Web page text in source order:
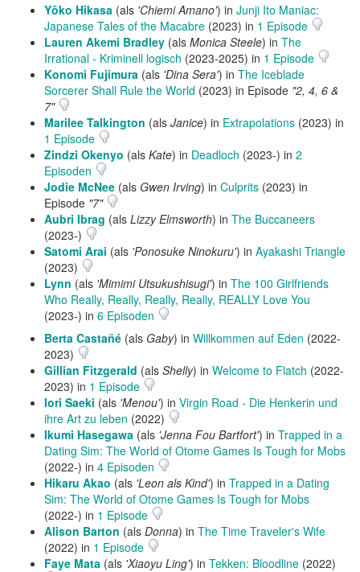
Yôko Hikasa (als 'Chiemi Amano') in Junji Ito Maniac:
Japanese Tales of the Macabre (2023) in 1 Episode
Lauren Akemi Bradley (als Monica Steele) in The
Irrational - Kriminell logisch (2023-2025) in 1 Episode
Konomi Fujimura (als 'Dina Sera') in The Iceblade
Sorcerer Shall Rule the World (2023) in Episode "2, 4, 6 &
7"
Marilee Talkington (als Janice) in Extrapolations (2023) in
1 Episode
Zindzi Okenyo (als Kate) in Deadloch (2023-) in 2
Episoden
Jodie McNee (als Gwen Irving) in Culprits (2023) in
Episode "7"
Aubri Ibrag (als Lizzy Elmsworth) in The Buccaneers
(2023-)
Satomi Arai (als 'Ponosuke Ninokuru') in Ayakashi Triangle
(2023)
Lynn (als 'Mimimi Utsukushisugi') in The 100 Girlfriends
Who Really, Really, Really, Really, REALLY Love You
(2023-) in 6 Episoden
Berta Castañé (als Gaby) in Willkommen auf Eden (2022-
2023)
Gillian Fitzgerald (als Shelly) in Welcome to Flatch (2022-
2023) in 1 Episode
Iori Saeki (als 'Menou') in Virgin Road - Die Henkerin und
ihre Art zu leben (2022)
Ikumi Hasegawa (als 'Jenna Fou Bartfort') in Trapped in a
Dating Sim: The World of Otome Games Is Tough for Mobs
(2022-) in 4 Episoden
Hikaru Akao (als 'Leon als Kind') in Trapped in a Dating
Sim: The World of Otome Games Is Tough for Mobs
(2022-) in 1 Episode
Alison Barton (als Donna) in The Time Traveler's Wife
(2022) in 1 Episode
Faye Mata (als 'Xiaoyu Ling') in Tekken: Bloodline (2022)